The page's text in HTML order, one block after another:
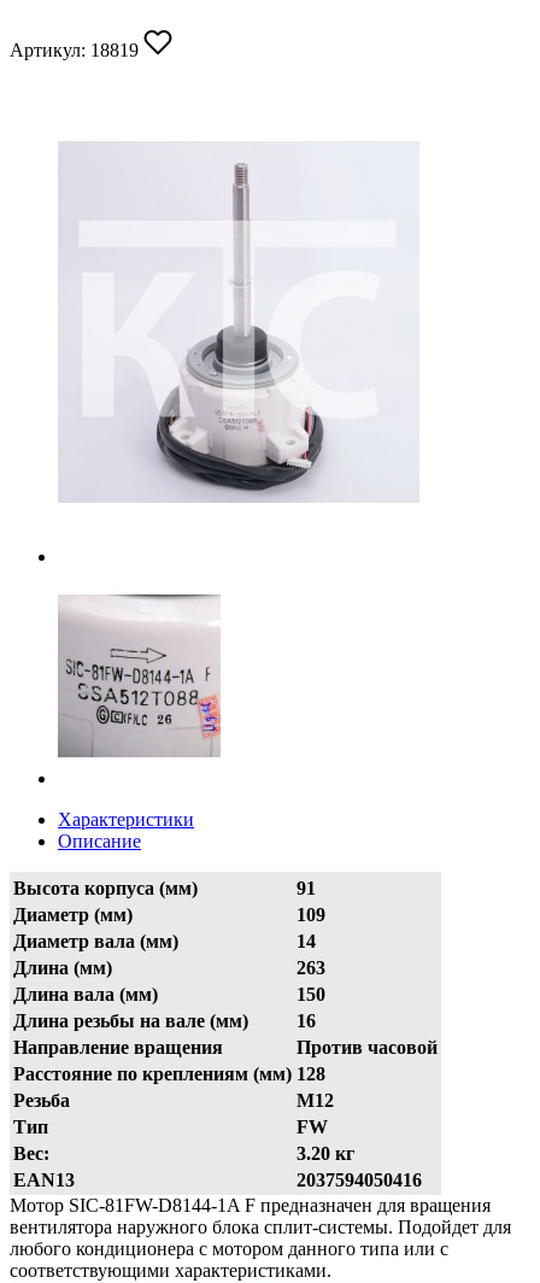
Артикул: 18819
Характеристики
Описание
Высота корпуса (мм)
91
Диаметр (мм)
109
Диаметр вала (мм)
14
Длина (мм)
263
Длина вала (мм)
150
Длина резьбы на вале (мм)
16
Направление вращения
Против часовой
Расстояние по креплениям (мм) 128
Резьба
М12
Тип
FW
Вес:
3.20 кг
EAN13
2037594050416
Мотор SIC-81FW-D8144-1A F предназначен для вращения
вентилятора наружного блока сплит-системы. Подойдет для
любого кондиционера с мотором данного типа или с
соответствующими характеристиками.